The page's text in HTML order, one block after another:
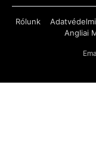
Rólunk
Angliai